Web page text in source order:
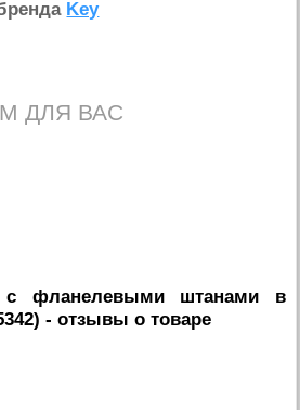
Key
ДЛЯ ВАС
с фланелевыми штанами в
- отзывы о товаре